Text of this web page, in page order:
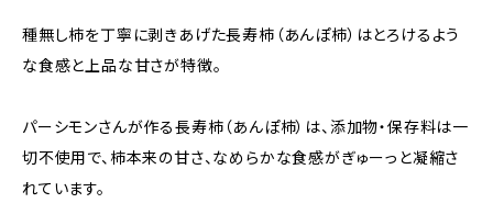
種無し柿を丁寧に剥きあげた長寿柿（あんぽ柿）はとろけるよう
な食感と上品な甘さが特徴。
パーシモンさんが作る長寿柿（あんぽ柿）は、添加物・保存料は一
切不使用で、柿本来の甘さ、なめらかな食感がぎゅーっと凝縮さ
れています。